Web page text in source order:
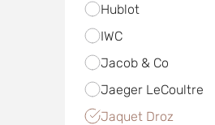
Hublot
IWC
Jacob & Co
Jaeger LeCoultre
Jaquet Droz